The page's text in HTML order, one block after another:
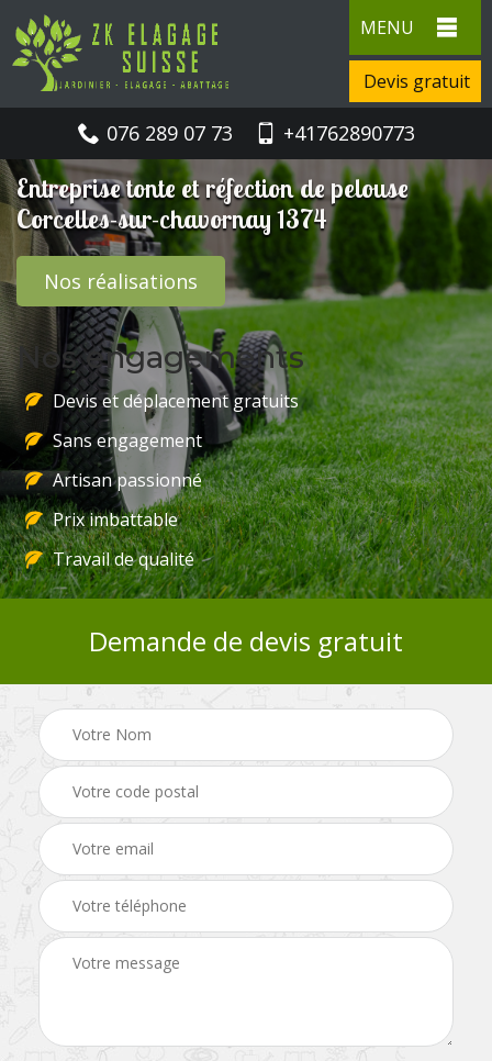
MENU
Devis gratuit
076 289 07 73 +41762890773
Entreprise tonte et réfection de pelouse
Corcelles-sur-chavornay 1374
Nos réalisations
Nos engagements
Devis et déplacement gratuits
Sans engagement
Artisan passionné
Prix imbattable
Travail de qualité
Demande de devis gratuit